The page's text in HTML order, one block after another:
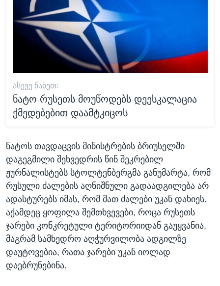
ᲐᲡᲔᲕᲔ ᲜᲐᲮᲔᲗ:
ნატო რუსეთს მოუწოდებს დეესკალაცია
ქმედებებით დაამტკიცოს
ნატოს თავდაცვის მინისტრების ბრიუსელში
დაგეგმილი შეხვედრის წინ შეკრებილ
ჟურნალისტებს სტოლტენბერგმა განუმარტა, რომ
რუსული ძალების აღნიშნული გადაადგილება არ
ადასტურებს იმას, რომ მათ ძალები უკან დახიეს.
აქამდეც ყოფილა შემთხვევები, როცა რუსეთს
ჯარები კონკრეტული ტერიტორიიდან გაუყვანია,
მაგრამ სამხედრო აღჭურვილობა ადგილზე
დაუტოვებია, რათა ჯარები უკან იოლად
დაებრუნებინა.